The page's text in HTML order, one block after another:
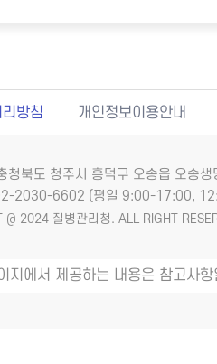
방침 개인정보이용안내
청북도 청주시 흥덕구 오송읍 오송
2030-6602 (평일 9:00-17:00,
@ 2024 질병관리청. ALL RIGHT
지에서 제공하는 내용은 참고사